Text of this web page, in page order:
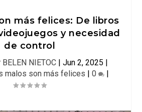
más felices: De libros
y necesidad
de control
BELEN NIETOC| Jun 2, 2025 |
malos son más felices | 0 |